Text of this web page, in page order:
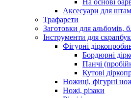
Аксесуари для
Трафарети
Заготовки для альбомів,
Інструменти для
Фігурні
Бордюрні
Панчі
Кутові
Ножиці, фігурні
Ножі, різаки